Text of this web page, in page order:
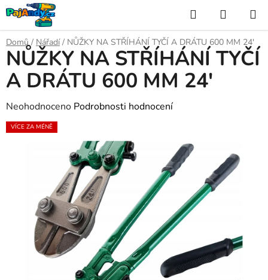
Přejít
na
obsah
Hledat
KOŠÍK
Domů / Nářadí / NŮŽKY NA STŘÍHÁNÍ TYČÍ A DRÁTU 600 MM 24'
NŮŽKY NA STŘÍHÁNÍ TYČÍ
A DRÁTU 600 MM 24'
Průměrné
hodnocení
hvězdiček.
Neohodnoceno Podrobnosti hodnocení
VÍCE ZA MÉNĚ